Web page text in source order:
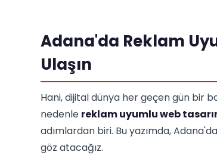
Adana'da Reklam
Ulaşın
Hani, dijital dünya her geçen gün bir
nedenle reklam uyumlu web
adımlardan biri. Bu yazımda,
göz atacağız.